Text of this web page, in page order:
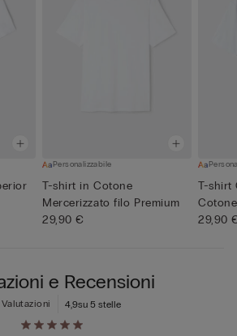
Personalizzabile
T-shirt in Cotone
Mercerizzato filo Premium
29,90 €
T-shirt
Cotone
29,90
e Recensioni
4,9su 5 stelle